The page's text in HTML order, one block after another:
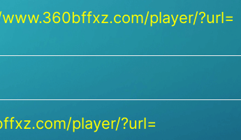
player/?url=
player/?url=